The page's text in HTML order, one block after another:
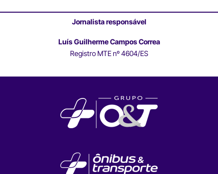
Jornalista responsável
Luís Guilherme Campos Correa
Registro MTE nº 4604/ES